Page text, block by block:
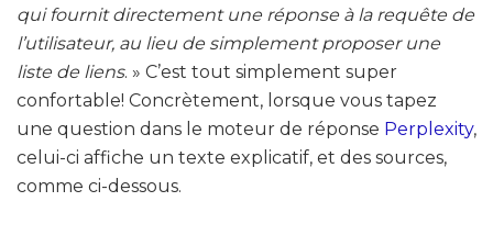
qui fournit directement une réponse à la requête de
l’utilisateur, au lieu de simplement proposer une
liste de liens. » C’est tout simplement super
confortable! Concrètement, lorsque vous tapez
une question dans le moteur de réponse Perplexity,
celui-ci affiche un texte explicatif, et des sources,
comme ci-dessous.